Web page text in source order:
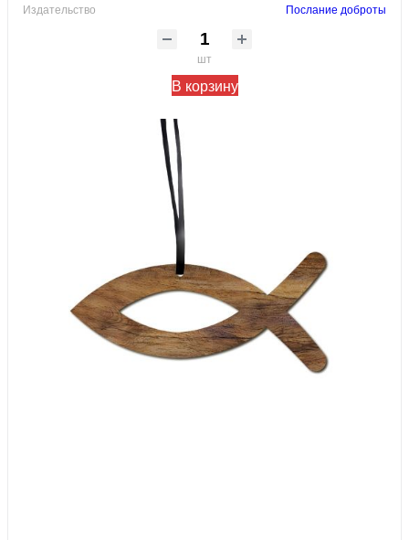
Издательство Послание доброты
шт
В корзину